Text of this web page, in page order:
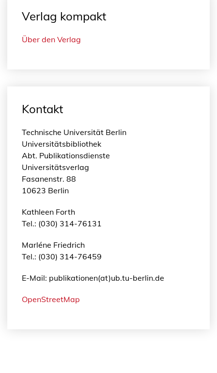
Verlag kompakt
Über den Verlag
Kontakt
Technische Universität Berlin
Universitätsbibliothek
Abt. Publikationsdienste
Universitätsverlag
Fasanenstr. 88
10623 Berlin
Kathleen Forth
Tel.: (030) 314-76131
Marléne Friedrich
Tel.: (030) 314-76459
E-Mail: publikationen(at)ub.tu-berlin.de
OpenStreetMap